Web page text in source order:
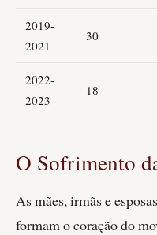
2019-
2021
30
2022-
2023
18
O Sofrimento
As mães, irmãs e
formam o coração do